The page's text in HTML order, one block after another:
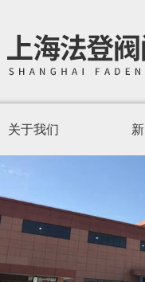
关于我们